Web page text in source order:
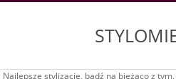
Najlepsze stylizacje, bądź na bieżąco z